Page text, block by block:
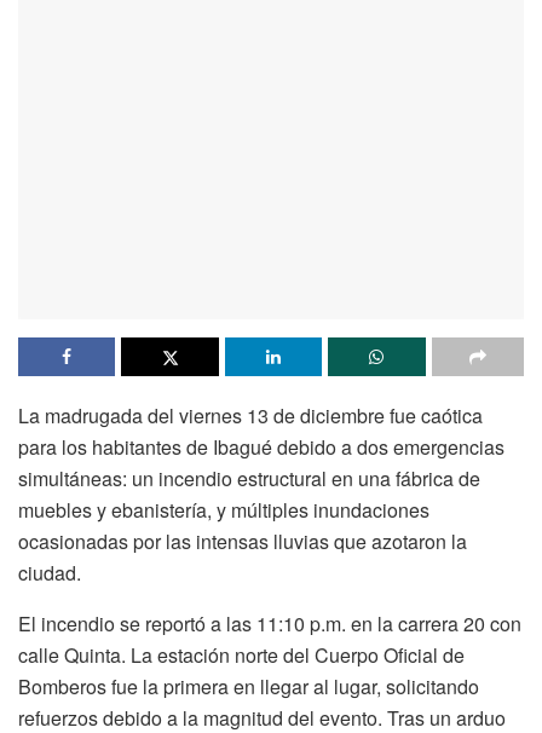
La madrugada del viernes 13 de diciembre fue caótica
para los habitantes de Ibagué debido a dos emergencias
simultáneas: un incendio estructural en una fábrica de
muebles y ebanistería, y múltiples inundaciones
ocasionadas por las intensas lluvias que azotaron la
ciudad.
El incendio se reportó a las 11:10 p.m. en la carrera 20 con
calle Quinta. La estación norte del Cuerpo Oficial de
Bomberos fue la primera en llegar al lugar, solicitando
refuerzos debido a la magnitud del evento. Tras un arduo